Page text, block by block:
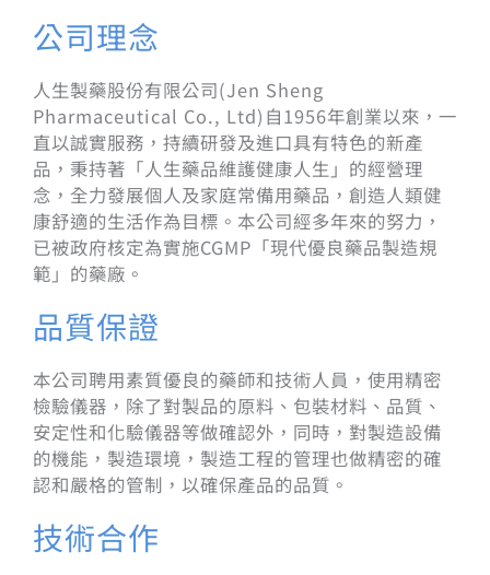
公司理念
人生製藥股份有限公司(Jen Sheng
Pharmaceutical Co., Ltd)自1956年創業以來，一
直以誠實服務，持續研發及進口具有特色的新產
品，秉持著「人生藥品維護健康人生」的經營理
念，全力發展個人及家庭常備用藥品，創造人類健
康舒適的生活作為目標。本公司經多年來的努力，
已被政府核定為實施CGMP「現代優良藥品製造規
範」的藥廠。
品質保證
本公司聘用素質優良的藥師和技術人員，使用精密
檢驗儀器，除了對製品的原料、包裝材料、品質、
安定性和化驗儀器等做確認外，同時，對製造設備
的機能，製造環境，製造工程的管理也做精密的確
認和嚴格的管制，以確保產品的品質。
技術合作